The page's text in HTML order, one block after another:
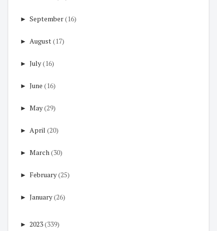
► September(16)
► August(17)
► July(16)
► June (16)
► May(29)
► April (20)
► March(30)
► February(25)
► January(26)
► 2023(339)